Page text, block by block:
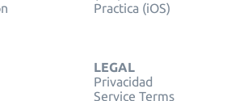
Practica (iOS)
LEGAL
Privacidad
Service Terms